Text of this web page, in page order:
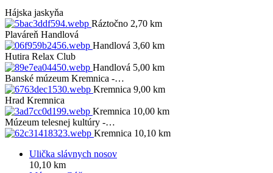
Hájska jaskyňa
Ráztočno 2,70 km
Plaváreň Handlová
Handlová 3,60 km
Hutira Relax Club
Handlová 5,00 km
Banské múzeum Kremnica -…
Kremnica 9,00 km
Hrad Kremnica
Kremnica 10,00 km
Múzeum telesnej kultúry -…
Kremnica 10,10 km
Ulička slávnych nosov
10,10 km